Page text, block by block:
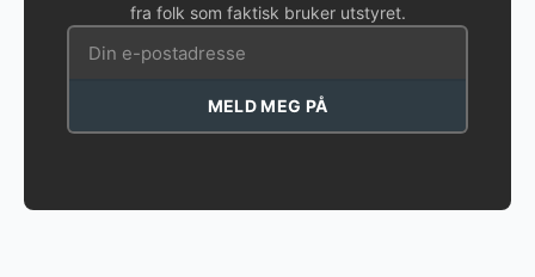
fra folk som faktisk bruker utstyret.
MELD MEG PÅ